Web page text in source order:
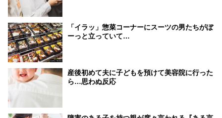
「イラッ」惣菜コーナーにスーツの男たちがぼ
ーっと立っていて…
産後初めて夫に子どもを預けて美容院に行った
ら…思わぬ反応